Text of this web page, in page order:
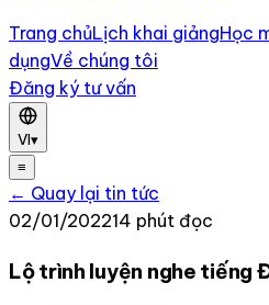
Trang chủLịch khai giảngHọc
dụngVề chúng tôi
Đăng ký tư vấn
VI▾
≡
← Quay lại tin tức
02/01/202214 phút đọc
Lộ trình luyện nghe tiếng